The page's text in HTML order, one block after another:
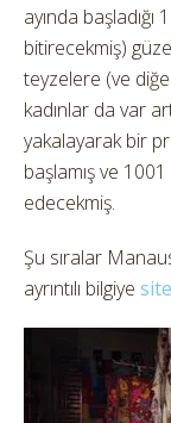
ayında
bitirecekmiş)
teyzelere (ve
kadınlar da var
yakalayarak bir
başlamış ve
edecekmiş.
Şu sıralar
ayrıntılı bilgiye